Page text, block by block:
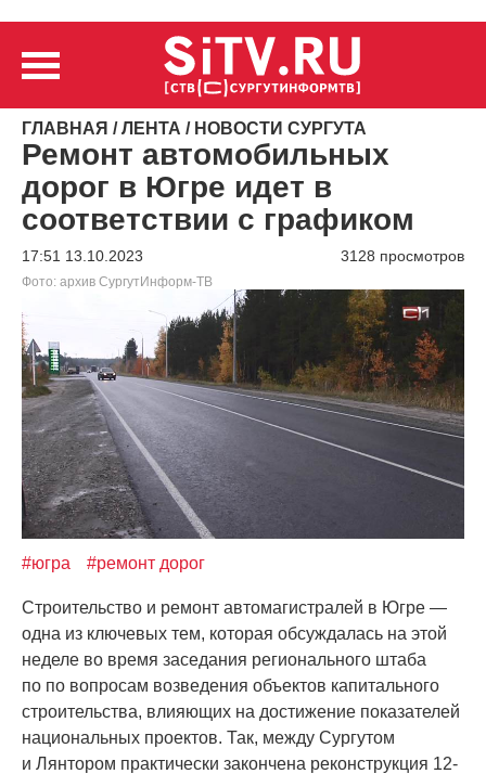
ГЛАВНАЯ /ЛЕНТА / НОВОСТИ СУРГУТА
Ремонт автомобильных
дорог в Югре идет в
соответствии с графиком
17:51 13.10.2023 3128 просмотров
Фото: архив СургутИнформ-ТВ
#югра #ремонт дорог
Строительство и ремонт автомагистралей в Югре —
одна из ключевых тем, которая обсуждалась на этой
неделе во время заседания регионального штаба
по по вопросам возведения объектов капитального
строительства, влияющих на достижение показателей
национальных проектов. Так, между Сургутом
и Лянтором практически закончена реконструкция 12-